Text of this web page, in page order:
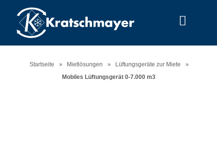
Startseite » Mietlösungen » Lüftungsgeräte zur Miete
»
Mobiles Lüftungsgerät 0-7.000 m3